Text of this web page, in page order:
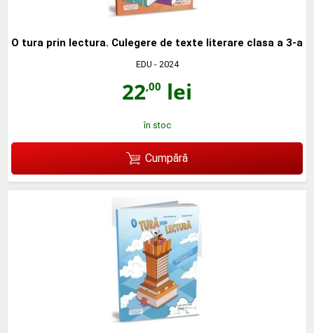
O tura prin lectura. Culegere de texte literare clasa a 3-a
EDU - 2024
22,00 lei
în stoc
Cumpără